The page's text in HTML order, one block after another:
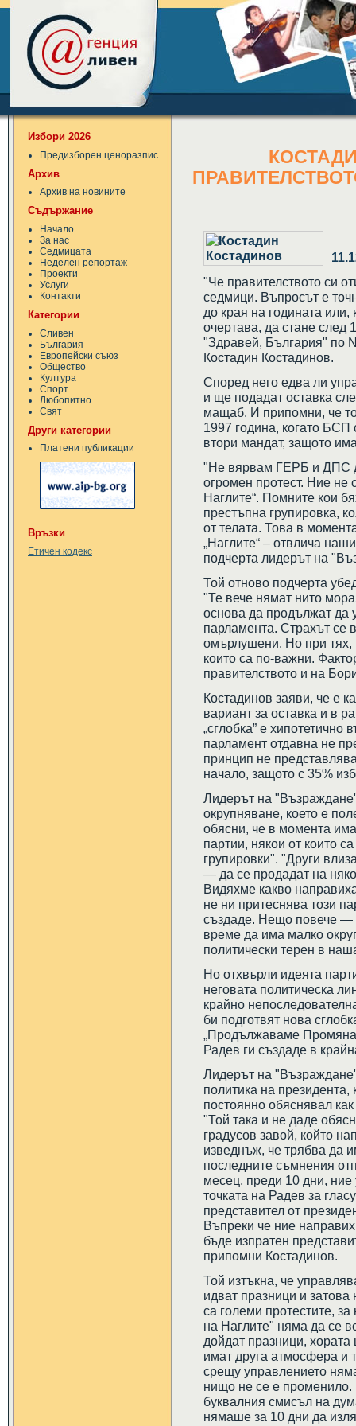
Избори 2026
Предизборен ценоразпис
Архив
Архив на новините
Съдържание
Начало
За нас
Седмицата
Неделен репортаж
Проекти
Услуги
Контакти
Категории
Сливен
България
Европейски съюз
Общество
Култура
Спорт
Любопитно
Свят
Други категории
Платени публикации
Връзки
Етичен кодекс
"Че правителството си
седмици. Въпросът е
до края на годината
очертава, да стане след
"Здравей, България" по
Костадин Костадинов.
Според него едва ли
и ще подадат оставка
мащаб. И припомни, че
1997 година, когато БСП
втори мандат, защото
"Не вярвам ГЕРБ и ДПС
огромен протест. Ние не
Наглите“. Помните кои
престъпна групировка,
от телата. Това в
„Наглите“ – отвлича
подчерта лидерът на
Той отново подчерта
"Те вече нямат нито
основа да продължат да
парламента. Страхът се
омърлушени. Но при тях,
които са по-важни.
правителството и на
Костадинов заяви, че е
вариант за оставка и в
„сглобка” е
парламент отдавна не
принцип не
начало, защото с 35%
Лидерът на
окрупняване, което е
обясни, че в момента
партии, някои от които
групировки". "Други
— да се продадат на
Видяхме какво
не ни притеснява този
създаде. Нещо повече —
време да има малко
политически терен в
Но отхвърли идеята
неговата политическа
крайно
би подготвят нова
„Продължаваме
Радев ги създаде в
Лидерът на
политика на
постоянно обяснявал
"Той така и не даде
градусов завой, който
изведнъж, че трябва да
последните съмнения
месец, преди 10 дни,
точката на Радев за
представител от
Въпреки че ние
бъде изпратен
припомни Костадинов.
Той изтъкна, че
идват празници и
са големи протестите,
на Наглите" няма да се
дойдат празници,
имат друга атмосфера и
срещу управлението
нищо не се е променило.
буквалния смисъл на
нямаше за 10 дни да